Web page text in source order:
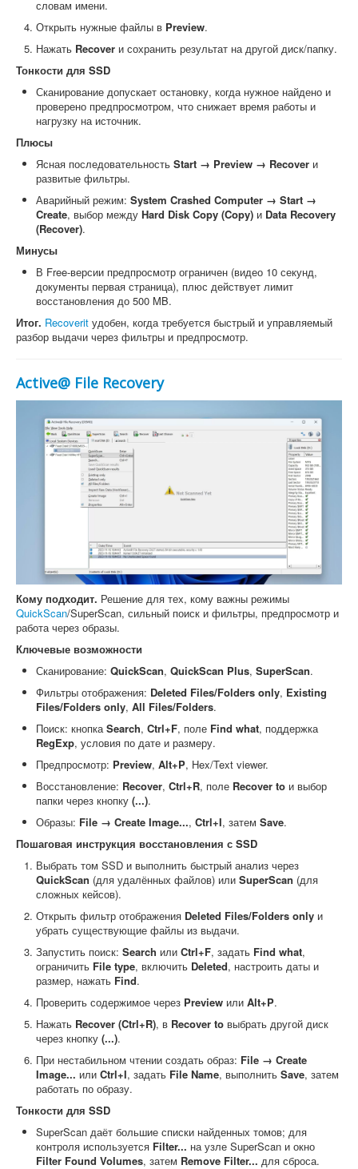
словам имени.
Открыть нужные файлы в Preview.
Нажать Recover и сохранить результат на другой диск/папку.
Тонкости для SSD
Сканирование допускает остановку, когда нужное найдено и
проверено предпросмотром, что снижает время работы и
нагрузку на источник.
Плюсы
Ясная последовательность Start → Preview → Recover и
развитые фильтры.
Аварийный режим: System Crashed Computer → Start →
Create, выбор между Hard Disk Copy (Copy) и Data Recovery
(Recover).
Минусы
В Free-версии предпросмотр ограничен (видео 10 секунд,
документы первая страница), плюс действует лимит
восстановления до 500 MB.
Итог. Recoverit удобен, когда требуется быстрый и управляемый
разбор выдачи через фильтры и предпросмотр.
Active@ File Recovery
Кому подходит. Решение для тех, кому важны режимы
QuickScan/SuperScan, сильный поиск и фильтры, предпросмотр и
работа через образы.
Ключевые возможности
Сканирование: QuickScan, QuickScan Plus, SuperScan.
Фильтры отображения: Deleted Files/Folders only, Existing
Files/Folders only, All Files/Folders.
Поиск: кнопкаSearch, Ctrl+F, поле Find what, поддержка
RegExp, условия по дате и размеру.
Предпросмотр: Preview, Alt+P, Hex/Text viewer.
Восстановление: Recover, Ctrl+R, поле Recover to и выбор
папки через кнопку (...).
Образы: File → Create Image..., Ctrl+I, затем Save.
Пошаговая инструкция восстановления с SSD
Выбрать том SSD и выполнить быстрый анализ через
QuickScan (для удалённых файлов) или SuperScan (для
сложных кейсов).
Открыть фильтр отображения Deleted Files/Folders only и
убрать существующие файлы из выдачи.
Запустить поиск: Search или Ctrl+F, задать Find what,
ограничить File type, включить Deleted, настроить даты и
размер, нажать Find.
Проверить содержимое через Preview или Alt+P.
Нажать Recover (Ctrl+R), в Recover to выбрать другой диск
через кнопку (...).
При нестабильном чтении создать образ: File → Create
Image... или Ctrl+I, задать File Name, выполнить Save, затем
работать по образу.
Тонкости для SSD
SuperScan даёт большие списки найденных томов; для
контроля используется Filter... на узле SuperScan и окно
Filter Found Volumes, затем Remove Filter... для сброса.